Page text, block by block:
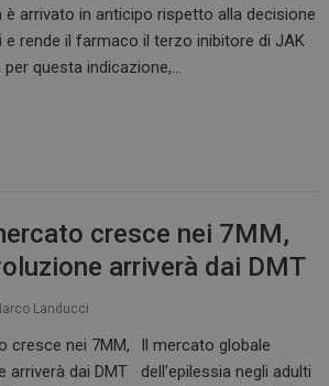
è arrivato in anticipo rispetto alla decisione
e rende il farmaco il terzo inibitore di JAK
questa indicazione,…
cresce nei 7MM,
arriverà dai DMT
Landucci
Il mercato globale
dell’epilessia negli adulti